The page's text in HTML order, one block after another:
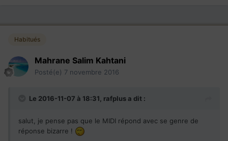
Habitués
Mahrane Salim Kahtani
Posté(e) 7 novembre 2016
Le 2016-11-07 à 18:31, rafplusa dit :
salut, je pense pas que le MIDI répond avec se genre de
réponse bizarre !